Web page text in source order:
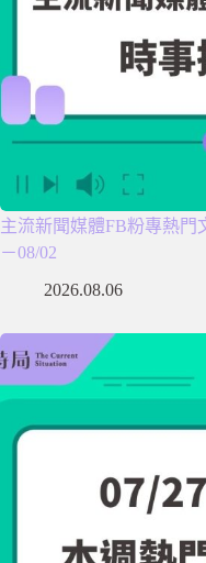
主流新聞媒體FB粉專熱門
－08/02
2026.08.06